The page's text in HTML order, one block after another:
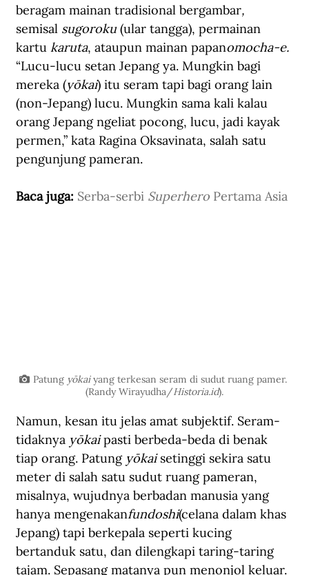
beragam mainan tradisional bergambar,
semisal sugoroku (ular tangga), permainan
kartu karuta, ataupun mainan papanomocha-e.
“Lucu-lucu setan Jepang ya. Mungkin bagi
mereka (yōkai) itu seram tapi bagi orang lain
(non-Jepang) lucu. Mungkin sama kali kalau
orang Jepang ngeliat pocong, lucu, jadi kayak
permen,” kata Ragina Oksavinata, salah satu
pengunjung pameran.
Baca juga: Serba-serbi Superhero Pertama Asia
Patung yōkai yang terkesan seram di sudut ruang pamer.
(Randy Wirayudha/Historia.id).
Namun, kesan itu jelas amat subjektif. Seram-
tidaknya yōkai pasti berbeda-beda di benak
tiap orang. Patung yōkai setinggi sekira satu
meter di salah satu sudut ruang pameran,
misalnya, wujudnya berbadan manusia yang
hanya mengenakanfundoshi(celana dalam khas
Jepang) tapi berkepala seperti kucing
bertanduk satu, dan dilengkapi taring-taring
tajam. Sepasang matanya pun menonjol keluar.